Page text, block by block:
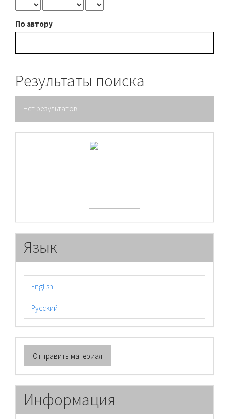
По автору
Результаты поиска
Нет результатов
Язык
English
Русский
Отправить
материал
Отправить материал
Информация